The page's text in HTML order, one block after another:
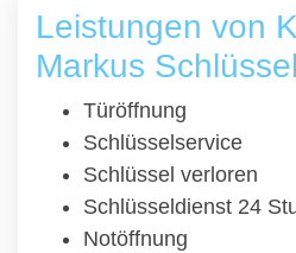
Leistungen von
Markus
Türöffnung
Schlüsselservice
Schlüssel verloren
Schlüsseldienst 24
Notöffnung